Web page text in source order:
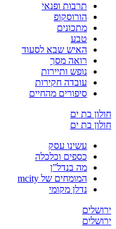
תרבות ופנאי
הורוסקופ
מתכונים
טבע
האיש שבא לסעוד
רואה מסך
נופש ותיירות
עובדה חקירות
סיפורים מהחיים
בת ים
בת ים
עשינו עסק
כספים וכלכלה
מה בנדל”ן
המומחים של mcity
נדלן מקומי